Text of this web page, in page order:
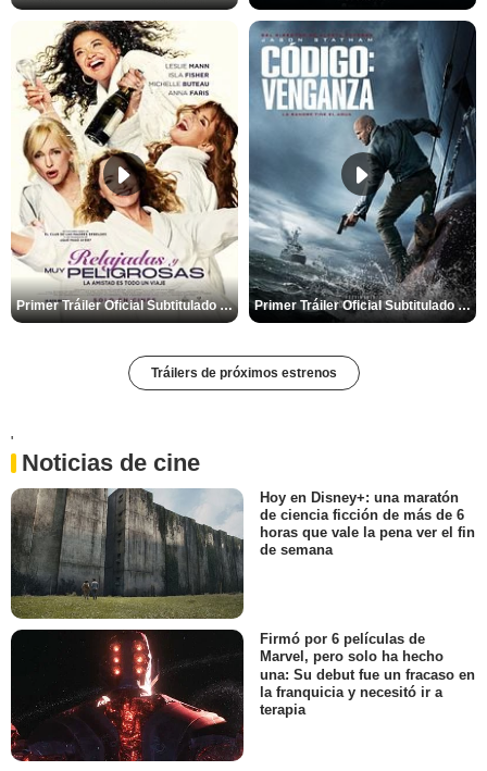
Primer Tráiler Oficial Subtitulado de 'Relajadas y Muy Peligrosas' Primer Tráiler Oficial Subtitulado de 'Código: Venganza'
Tráilers de próximos estrenos
'
Noticias de cine
Hoy en Disney+: una maratón
de ciencia ficción de más de 6
horas que vale la pena ver el fin
de semana
Firmó por 6 películas de
Marvel, pero solo ha hecho
una: Su debut fue un fracaso en
la franquicia y necesitó ir a
terapia